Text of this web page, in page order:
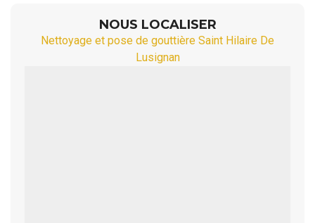
NOUS LOCALISER
Nettoyage et pose de gouttière Saint Hilaire De
Lusignan